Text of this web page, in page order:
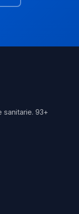
93+